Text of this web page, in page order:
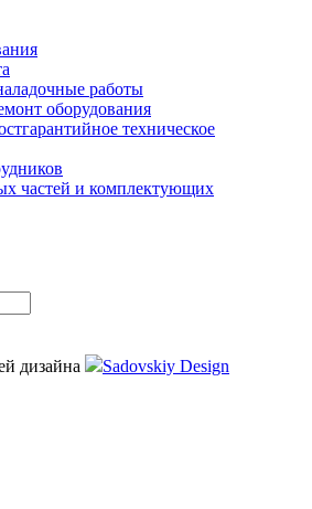
работы
оборудования
техническое
частей и комплектующих
дизайна Sadovskiy Design